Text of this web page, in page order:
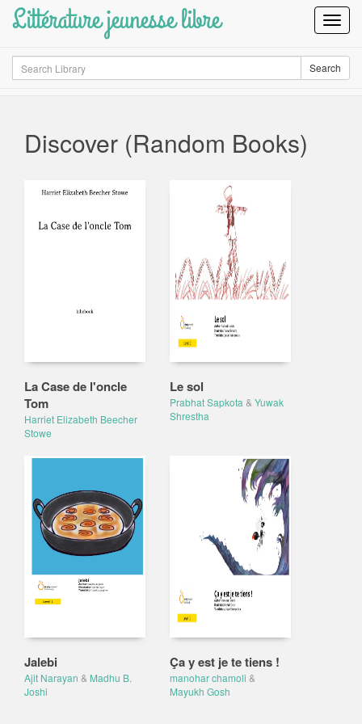
Littérature jeunesse libre
Search Search
Discover (Random Books)
La Case de l'oncle
Tom
Harriet Elizabeth Beecher
Stowe
Le sol
Prabhat Sapkota & Yuwak
Shrestha
Jalebi
Ajit Narayan & Madhu B.
Joshi
Ça y est je te tiens !
manohar chamoli &
Mayukh Gosh